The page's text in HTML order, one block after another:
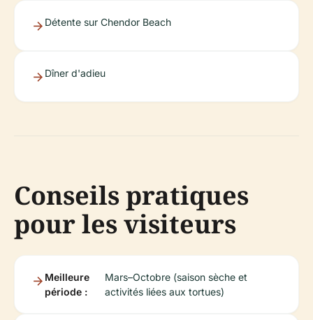
Détente sur Chendor Beach
Dîner d'adieu
Conseils pratiques
pour les visiteurs
Meilleure
période :
Mars–Octobre (saison sèche et
activités liées aux tortues)